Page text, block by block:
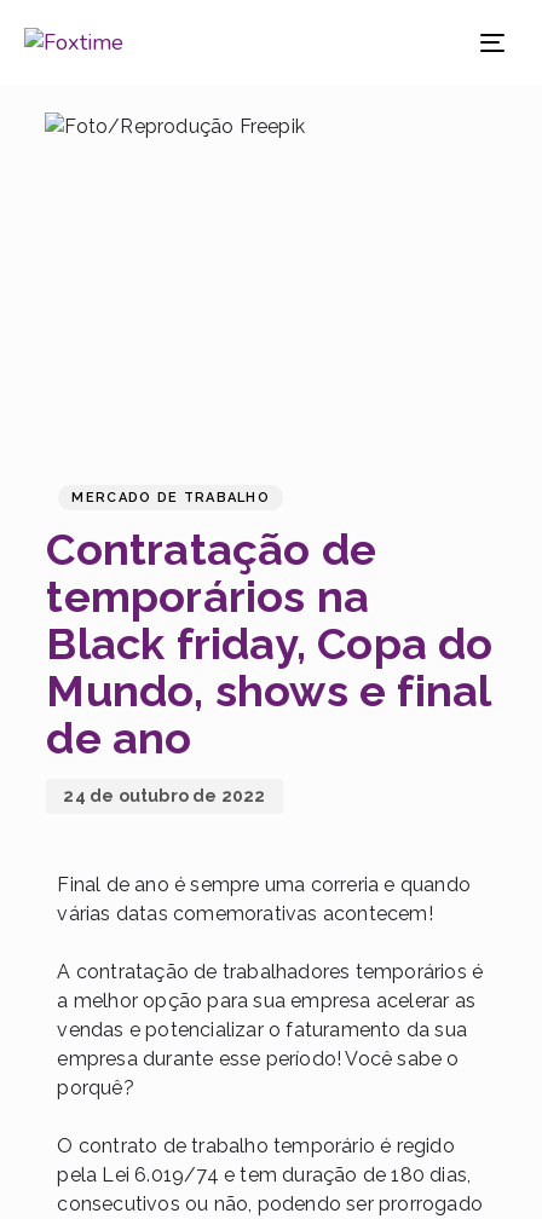
PUBLISHED
MERCADO DE TRABALHO
Contratação de
temporários na
Black friday, Copa do
Mundo, shows e final
de ano
Published
24 de outubro de 2022
Final de ano é sempre uma correria e quando
várias datas comemorativas acontecem!
A contratação de trabalhadores temporários é
a melhor opção para sua empresa acelerar as
vendas e potencializar o faturamento da sua
empresa durante esse período! Você sabe o
porquê?
O contrato de trabalho temporário é regido
pela Lei 6.019/74 e tem duração de 180 dias,
consecutivos ou não, podendo ser prorrogado